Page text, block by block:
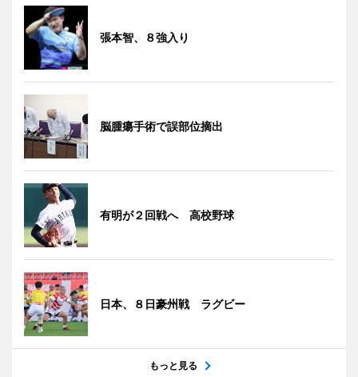
張本智、８強入り
脳腫瘍手術で誤部位摘出
有明が２回戦へ 高校野球
日本、８日豪州戦 ラグビー
もっと見る